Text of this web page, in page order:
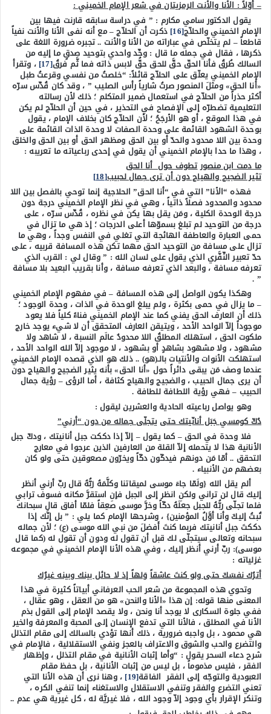
– أوّلاً : الأنا والأنت الرمزيتان في شعر الإمام الخميني :
يقول الدكتور سامي مكارم : ” في دراسة سابقه قارنت فيها بين
الإمام الخميني والحلاّج[16] ذكرت أن الحلاّج – مع أنه نفى الأنا والأنت نفياً
قاطعاً – لم يتخلّص في عباراته من الأنا والأنت .. تجبره ضرورة اللغة على
ذكرها ، فقال في جمله ما قال : وحِّد واحدي بتوحيد صدقٍ ما إليه من
السالك طُرقُ فأنا الحقّ حقَّ للحق حقُّ لابس ذاته فما ثَّم فرقُ[17] ، وتقرأ
الإمام الخميني يعلّق على الحلاّج قائلاً: “خلصتُ من نفسي وقرعتُ طبل
«أنا الحق» ومثلَ المنصور صرتُ شارياً رأس الصليب ” ، وقد كان قُدِّس سرّه
أكثر حذراً من الحلاّج في استعمال ضمير المتكلم ؛ ذلك لأن رسالته
التعليمية تضطرّه إلى الإفصاح في التحذير ، في حين أن الحلاّج لم يكن
في هذا الموقع ، أو هو الأرجَحُ ؛ لأن الحلاّج كان بخلاف الإمام ، يقول
بوحدة الشهود القائمة على وحدة الصفات لا وحدة الذات القائمة على
وحدة بين اللا محدود والحدّ أو بين الحق ومظهر الحق أو بين الحق والخلق
، وهذا ما حدا بالإمام الخميني أن يقول في إحدى رباعياته ما تعريبه :
ما دمت ابن منصورتطوف حول أنا الحق
تثير الضجيج والهياج دون أن ترى جمال لحبيب[18]
فهذه “الأنا” التي في “أنا الحق” الحلاجية إنما توحي بالفصل بين اللا
محدود والمحدود فصلاً ذاتياً ، وهي في نظر الإمام الخميني درجة دون
درجة الوحدة الكلية ، ومَن يقل بها يكن في نظره ، قُدِّس سرّه ، على
درجة من التوحيد لم تبلغ بسموّها أعلى الدرجات ؛ إذ هي ما تزال في
حمى العبارة والعاطفة الهائجة التي تغلي في النفس وجداً ، وهي ما
تزال على مسافة من التوحيد الحق مهما تكن هذه المسافة قربيه ، على
حدّ تعبير النِّفَّري الذي يقول على لسان الله : ” وقال لي : القرب الذي
تعرفه مسافة ، والبعد الذي تعرفه مسافة ، وأنا بقريب البعيد بلا مسافة
” .
وهكذا يكون الواصل إلى هذه المسافة – في مفهوم الإمام الخميني
– ما يزال في حمى بكثرة ، ولم يبلغ الوحدة في الذات ، وحدة الوجود ؛
ذلك أن العارف الحق يفني كما عند الإمام الخميني فناءً كلياً فلا يعود
موجوداً إلاّ الواحد الأحد ، ويتيقن العارف المتحقق أن لا شيء يوجد خارج
ملكوت الحق ، استهلك المطلقُ اللا محدودُ عالَم النسبة ، لا شاهد ولا
مشهود ، ولا مشهود بشاهدٍ أو بشهود ، لا موجود إلاّ الله الواحد الأحد ،
استهلكت الأنوات والأنتيات بالـ(هو) .. ذلك هو الذي قصده الإمام الخميني
عندما وصف مَن يبقى دائراً حول «أنا الحق» بأنه يثير الضجيج والهياج دون
أن يرى جمال الحبيب ، والضجيج والهياج كثافة ، أما الرؤى – رؤية جمال
الحبيب – فهي رؤية اللطافة للطافة .
وهو يواصل رباعيته الحادية والعشرين ليقول :
دُكّ كومسي جَبَل أنانّيتك حتىيتجلّى جماله من دون “أرني”
فلا وحدة في الحق – كما يقول – إلاّ إذا دككت جبل أنانيتك ، ودكّ جبل
الأنانية هذا لا يتحمله إلاّ القلة من العارفين الذين عرجوا في معارج
التحقق .. أمّا مَن دونهم فيدكّون دكّاً ويخرّون مصعوقين حتى ولو كان
بعضهم من الأنبياء .
ألم يقل الله {ولَمّا جاءَ موسى لميقاتنا وكلَّمَهُ رَبُّهُ قال ربِّ أرني أنظر
إليك قال لن تراني ولكنِ انظر إلى الجبل فإنِ استقرَّ مكانه فسوف ترابي
فلما تجلّى ربُّهُ للجبل جعلَهُ دكّاً وخرَّ موسى صعِقاً فلمّا أفاق قال سبحانك
تُبتُ إليكَ وأنا أوَّلُ المؤمنين} ، وشرحها الإمام كما يلي : ” بل إنَّك إذا
دككتَ جبل أنانيتك فربما كنتَ أَفضلَ من نبي الله موسى (ع) ؛ لأن جماله
سبحانه وتعالى سيتجلّى لك قبل أن تقول له ودون أن تقول له (كما قال
موسى): ربِّ أرني أنظر إليك ، وفي هذه الأنا الإمام الخميني في مجموعه
غزلياته :
أترُك نفسَكَ حتى ولو كنتَ عاشقاًوَلهاً إذ لا حائل بينك وبينه غيرُك
وتحوي هذه المجموعة من شعر الحب العرفاني أبياتاً كثيرة في هذا
المعنى منها قوله: إن هذا «الأنا والنحن» هو من العقل ، وهو عقال ،
ففي جلوة السكارى لا يوجد أنا ونحن ، ولا يقصد الإمام إلى القول بذم
الأنا في المطلق ، فالأنا التي تدفع الإنسان إلى المحبة والمعرفة والخير
هي محمود ، بل واجبه ضرورية ، ذلك أنها تؤدي بالسالك إلى مقام التذلل
والتضرع والحب والشوق والاعتراف بالعجز ونفي الاستقلالية ، فالإمام في
شرح دعاء السحر يقول : “وأما إثبات الأنانية في مقام التذلل ، وإظهار
الفقر ، فليس مذموماً ، بل ليس من إثبات الأنانية ، بل حفظ مقام
العبودية والتوجّه إلى الفقر الفاقة[19] ، وهنا نرى أن هذه الأنا التي
تعني التضرع والفقر وتنفي الاستقلال والاستغناء إنما تنفي الكره ،
وتنكر الإقرار بأي وجود إلاّ وجود الله ، فلا غيريَّة له ، كل غيرية هي عدم ..